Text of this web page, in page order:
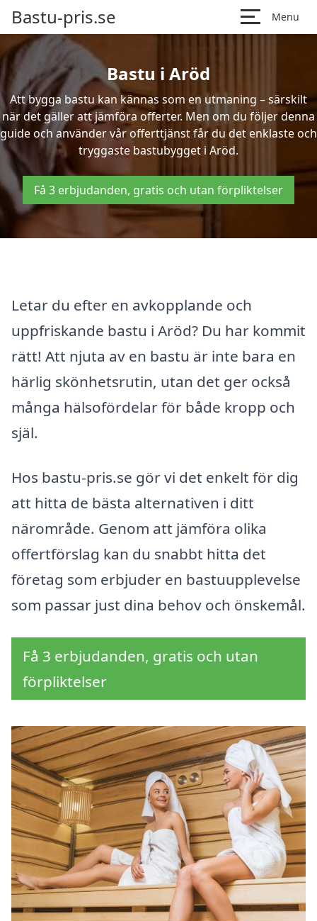
Bastu-pris.se Menu
Bastu i Aröd
Att bygga bastu kan kännas som en utmaning – särskilt
när det gäller att jämföra offerter. Men om du följer denna
guide och använder vår offerttjänst får du det enklaste och
tryggaste bastubygget i Aröd.
Få 3 erbjudanden, gratis och utan förpliktelser
Letar du efter en avkopplande och
uppfriskande bastu i Aröd? Du har kommit
rätt! Att njuta av en bastu är inte bara en
härlig skönhetsrutin, utan det ger också
många hälsofördelar för både kropp och
själ.
Hos bastu-pris.se gör vi det enkelt för dig
att hitta de bästa alternativen i ditt
närområde. Genom att jämföra olika
offertförslag kan du snabbt hitta det
företag som erbjuder en bastuupplevelse
som passar just dina behov och önskemål.
Få 3 erbjudanden, gratis och utan
förpliktelser